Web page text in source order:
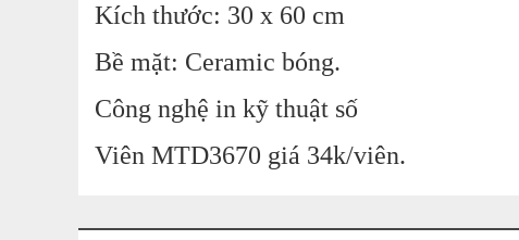
Kích thước: 30 x 60 cm
Bề mặt: Ceramic bóng.
Công nghệ in kỹ thuật số
Viên MTD3670 giá 34k/viên.